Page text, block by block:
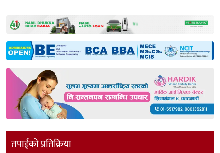
तपाईको प्रतिक्रिया